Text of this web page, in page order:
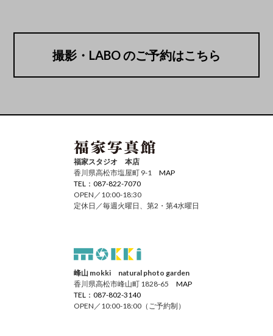
撮影・LABO のご予約はこちら
福家スタジオ 本店
香川県高松市塩屋町 9-1 MAP
TEL：087-822-7070
OPEN／10:00-18:30
定休日／毎週火曜日、第2・第4水曜日
峰山 mokki natural photo garden
香川県高松市峰山町 1828-65 MAP
TEL：087-802-3140
OPEN／10:00-18:00（ご予約制）